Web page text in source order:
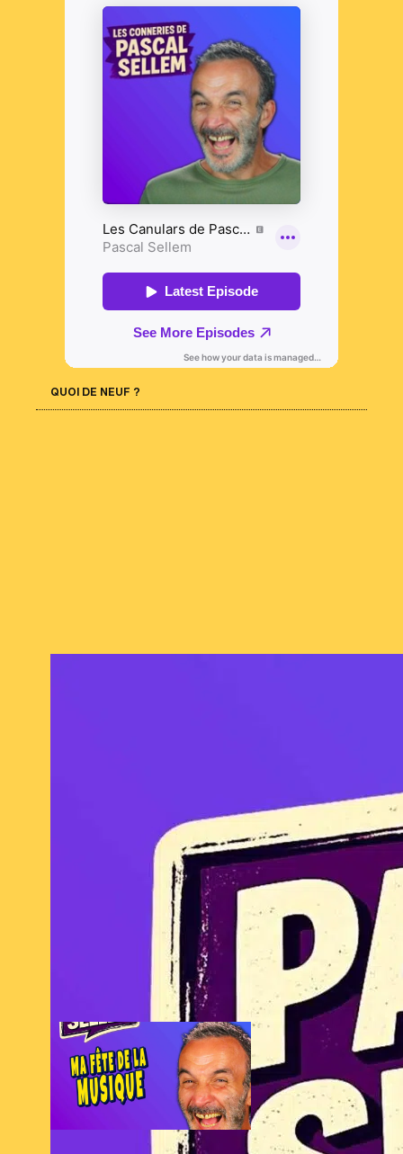
QUOI DE NEUF ?
C’est ma fête
de la musique
21 juin 2026